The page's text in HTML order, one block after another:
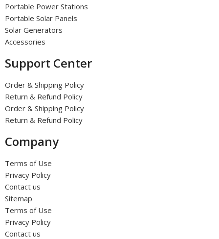
Portable Power Stations
Portable Solar Panels
Solar Generators
Accessories
Support Center
Order & Shipping Policy
Return & Refund Policy
Order & Shipping Policy
Return & Refund Policy
Company
Terms of Use
Privacy Policy
Contact us
Sitemap
Terms of Use
Privacy Policy
Contact us